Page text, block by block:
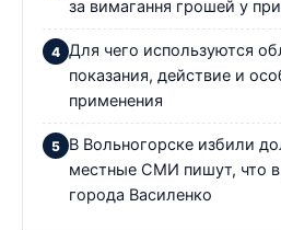
за вимагання грошей у
Для чего используются
показания, действие и
применения
В Вольногорске избили
местные СМИ пишут, что
города Василенко